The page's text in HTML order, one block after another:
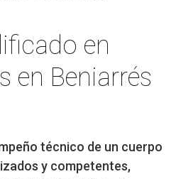
en
en Beniarrés
técnico de un cuerpo
y competentes,